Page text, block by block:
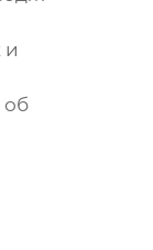
и
об